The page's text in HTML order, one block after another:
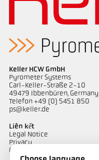
Ghi chú ứng dụng Casting channel
Keller HCW GmbH
Pyrometer Systems
Carl-Keller-Straße 2-10
49479 Ibbenbüren, Germany
Telefon +49 (0) 5451 850
ps@keller.de
Liên kết
Legal Notice
Privacy
GTC